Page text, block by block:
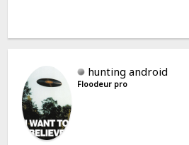
hunting android
Floodeur pro